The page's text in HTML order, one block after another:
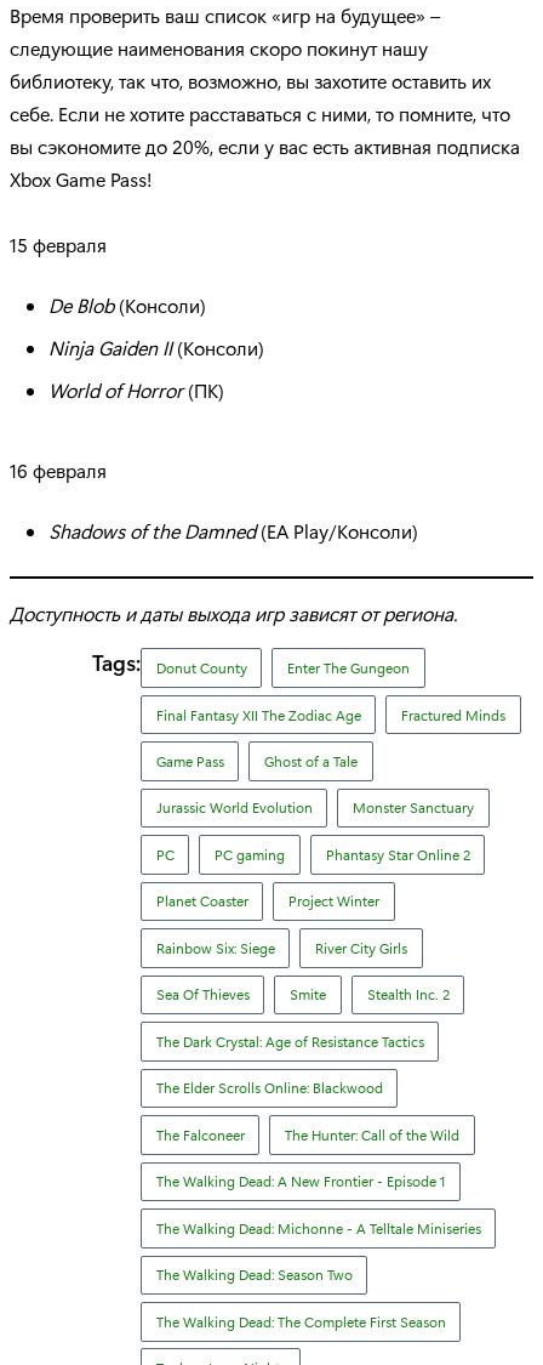
Время проверить ваш список «игр на будущее» –
следующие наименования скоро покинут нашу
библиотеку, так что, возможно, вы захотите оставить их
себе. Если не хотите расставаться с ними, то помните, что
вы сэкономите до 20%, если у вас есть активная подписка
Xbox Game Pass!
15 февраля
De Blob(Консоли)
Ninja Gaiden II(Консоли)
World of Horror(ПК)
16 февраля
Shadows of the Damned(EA Play/Консоли)
Доступность и даты выхода игр зависят от региона.
Tags: Donut County Enter The Gungeon
Final Fantasy XII The Zodiac Age Fractured Minds
Game Pass Ghost of a Tale
Jurassic World Evolution Monster Sanctuary
PC PC gaming Phantasy Star Online 2
Planet Coaster Project Winter
Rainbow Six: Siege River City Girls
Sea Of Thieves Smite Stealth Inc. 2
The Dark Crystal: Age of Resistance Tactics
The Elder Scrolls Online: Blackwood
The Falconeer The Hunter: Call of the Wild
The Walking Dead: A New Frontier - Episode 1
The Walking Dead: Michonne - A Telltale Miniseries
The Walking Dead: Season Two
The Walking Dead: The Complete First Season